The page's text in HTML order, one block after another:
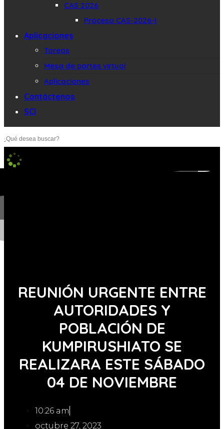
CAS 2026
Proceso CAS-2026-I
Aplicaciones
Tareos
Mesa de partes virtual
Aplicaciones
Contáctenos
SCI
REUNIÓN URGENTE ENTRE
AUTORIDADES Y
POBLACIÓN DE
KUMPIRUSHIATO SE
REALIZARA ESTE SÁBADO
04 DE NOVIEMBRE
10:26 am
octubre 27, 2023